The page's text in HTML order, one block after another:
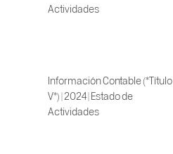
Actividades
Información Contable (*Título
V*) | 2024 | Estado de
Actividades